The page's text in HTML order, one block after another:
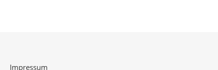
Impressum